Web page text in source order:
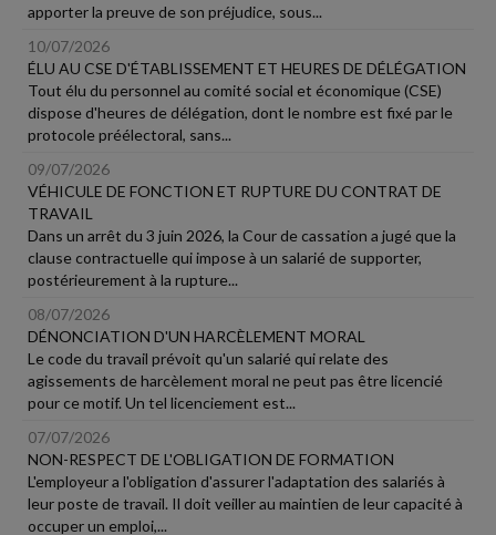
apporter la preuve de son préjudice, sous...
10/07/2026
ÉLU AU CSE D'ÉTABLISSEMENT ET HEURES DE DÉLÉGATION
Tout élu du personnel au comité social et économique (CSE)
dispose d'heures de délégation, dont le nombre est fixé par le
protocole préélectoral, sans...
09/07/2026
VÉHICULE DE FONCTION ET RUPTURE DU CONTRAT DE
TRAVAIL
Dans un arrêt du 3 juin 2026, la Cour de cassation a jugé que la
clause contractuelle qui impose à un salarié de supporter,
postérieurement à la rupture...
08/07/2026
DÉNONCIATION D'UN HARCÈLEMENT MORAL
Le code du travail prévoit qu'un salarié qui relate des
agissements de harcèlement moral ne peut pas être licencié
pour ce motif. Un tel licenciement est...
07/07/2026
NON-RESPECT DE L'OBLIGATION DE FORMATION
L'employeur a l'obligation d'assurer l'adaptation des salariés à
leur poste de travail. Il doit veiller au maintien de leur capacité à
occuper un emploi,...